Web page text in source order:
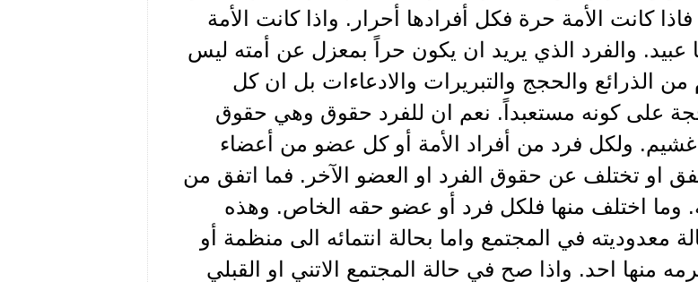
كانت الأمة حرة فكل أفرادها أحرار. واذا كانت الأمة
عبيد. والفرد الذي يريد ان يكون حراً بمعزل عن أمته ليس
الذرائع والحجج والتبريرات والادعاءات بل ان كل
حجة على كونه مستعبداً. نعم ان للفرد حقوق وهي حقوق
غشيم. ولكل فرد من أفراد الأمة أو كل عضو من أعضاء
او تختلف عن حقوق الفرد او العضو الآخر. فما اتفق من
وما اختلف منها فلكل فرد أو عضو حقه الخاص. وهذه
معدوديته في المجتمع واما بحالة انتمائه الى منظمة أو
منها احد. واذا صح في حالة المجتمع الاتني او القبلي